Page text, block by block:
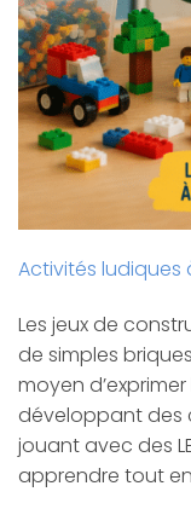
Activités ludiques
Les jeux de
de simples
moyen
développant des
jouant avec des
apprendre tout